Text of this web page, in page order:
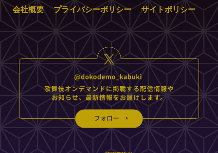
会社概要
プライバシーポリシー サイトポリシー